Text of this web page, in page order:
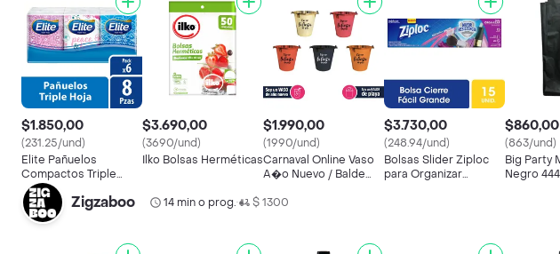
$1.850,00
(231.25/und)
Elite Pañuelos
Compactos Triple
Hoja x 6 Unidades
$3.690,00
(3690/und)
Ilko Bolsas Herméticas
$1.990,00
(1990/und)
Carnaval Online Vaso
A�o Nuevo / Balde
$3.730,00
(248.94/und)
Bolsas Slider Ziploc
para Organizar
$860,00
(863/und)
Big Party
Negro
Zigzaboo 14 min o prog.• $ 1300